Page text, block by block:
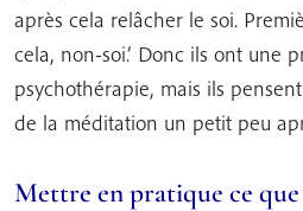
après cela relâcher le soi.
cela, non-soi.’ Donc ils ont une
psychothérapie, mais ils
de la méditation un petit peu
Mettre en pratique ce